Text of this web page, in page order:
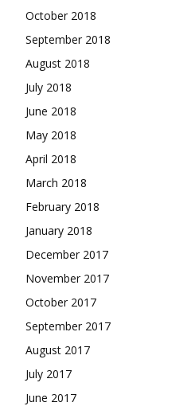
October 2018
September 2018
August 2018
July 2018
June 2018
May 2018
April 2018
March 2018
February 2018
January 2018
December 2017
November 2017
October 2017
September 2017
August 2017
July 2017
June 2017